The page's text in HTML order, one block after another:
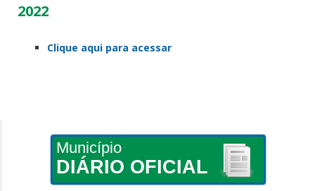
2022
Clique aqui para acessar
Município
DIÁRIO OFICIAL